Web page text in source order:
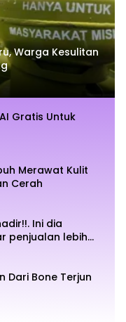
Warga Kesulitan
Gratis Untuk
Merawat Kulit
Cerah
Ini dia
penjualan lebih
Dari Bone Terjun